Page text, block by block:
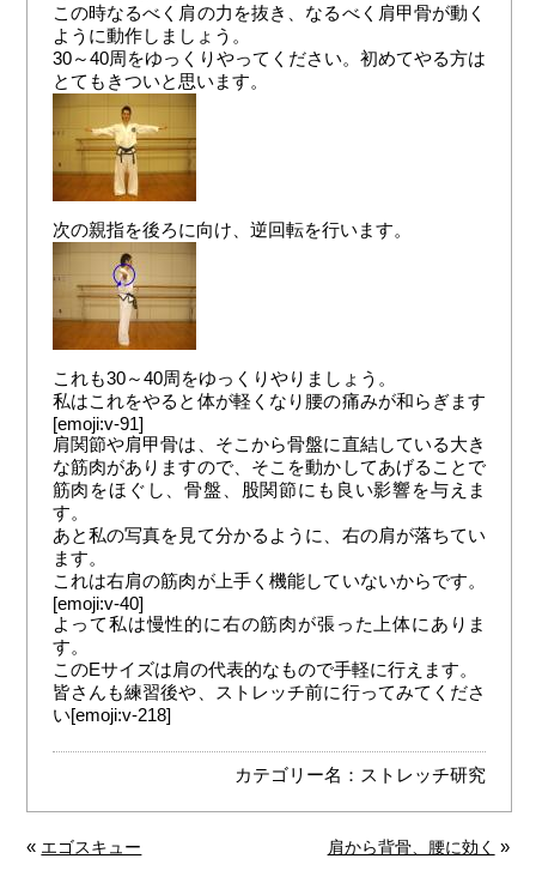
この時なるべく肩の力を抜き、なるべく肩甲骨が動く
ように動作しましょう。
30～40周をゆっくりやってください。初めてやる方は
とてもきついと思います。
次の親指を後ろに向け、逆回転を行います。
これも30～40周をゆっくりやりましょう。
私はこれをやると体が軽くなり腰の痛みが和らぎます
[emoji:v-91]
肩関節や肩甲骨は、そこから骨盤に直結している大き
な筋肉がありますので、そこを動かしてあげることで
筋肉をほぐし、骨盤、股関節にも良い影響を与えま
す。
あと私の写真を見て分かるように、右の肩が落ちてい
ます。
これは右肩の筋肉が上手く機能していないからです。
[emoji:v-40]
よって私は慢性的に右の筋肉が張った上体にありま
す。
このEサイズは肩の代表的なもので手軽に行えます。
皆さんも練習後や、ストレッチ前に行ってみてくださ
い[emoji:v-218]
カテゴリー名： ストレッチ研究
« エゴスキュー 肩から背骨、腰に効く »